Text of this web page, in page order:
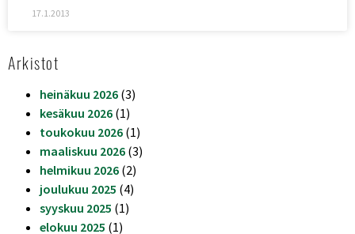
17.1.2013
Arkistot
heinäkuu 2026 (3)
kesäkuu 2026 (1)
toukokuu 2026 (1)
maaliskuu 2026 (3)
helmikuu 2026 (2)
joulukuu 2025 (4)
syyskuu 2025 (1)
elokuu 2025 (1)